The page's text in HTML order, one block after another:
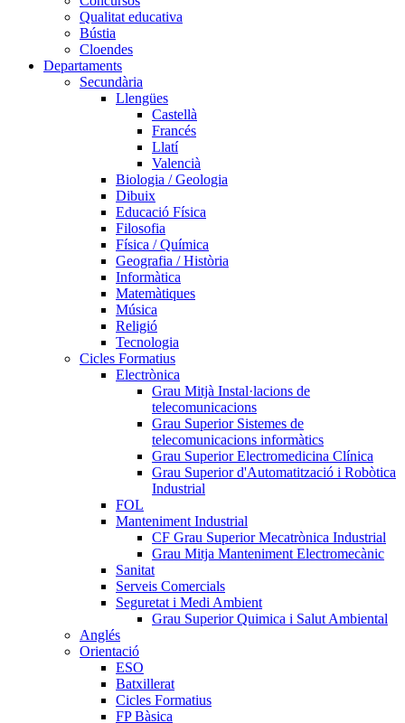
Qualitat educativa
Bústia
Cloendes
Departaments
Secundària
Llengües
Castellà
Francés
Llatí
Valencià
Biologia / Geologia
Dibuix
Educació Física
Filosofia
Física / Química
Geografia / Història
Informàtica
Matemàtiques
Música
Religió
Tecnologia
Cicles Formatius
Electrònica
Grau Mitjà Instal·lacions de
telecomunicacions
Grau Superior Sistemes de
telecomunicacions informàtics
Grau Superior Electromedicina Clínica
Grau Superior d'Automatització i Robòtica
Industrial
FOL
Manteniment Industrial
CF Grau Superior Mecatrònica Industrial
Grau Mitja Manteniment Electromecànic
Sanitat
Serveis Comercials
Seguretat i Medi Ambient
Grau Superior Quimica i Salut Ambiental
Anglés
Orientació
ESO
Batxillerat
Cicles Formatius
FP Bàsica